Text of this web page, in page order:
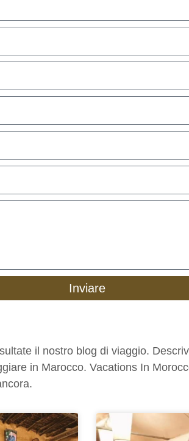
Inviare
il nostro blog di viaggio.
in Marocco. Vacations In